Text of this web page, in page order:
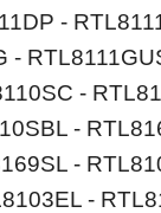
-
-
-
-
-
-